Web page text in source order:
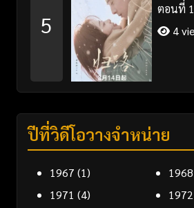
5
ตอนที่
4
ปีที่วิดีโอวางจำหน่าย
1967 (1) 1968
1971 (4) 1972